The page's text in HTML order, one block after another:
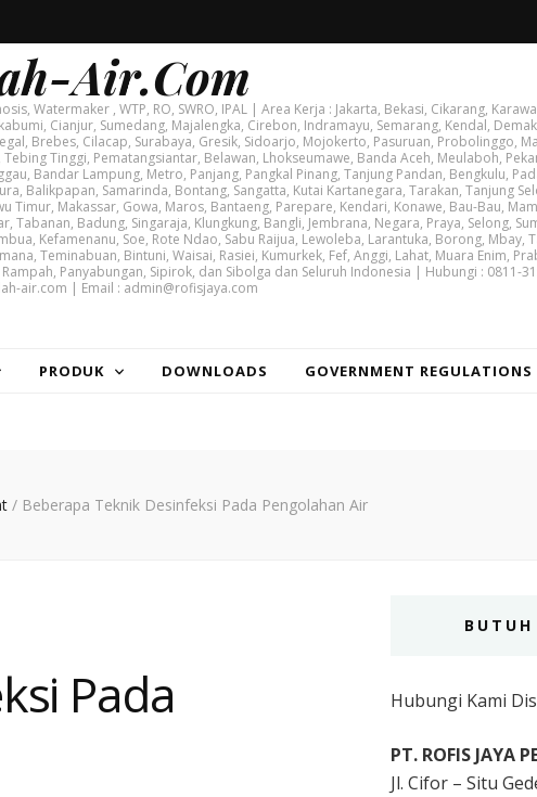
Air.Com
Watermaker , WTP, RO, SWRO, IPAL | Area Kerja : Jakarta, Bekasi, Cikarang,
Cianjur, Sumedang, Majalengka, Cirebon, Indramayu, Semarang, Kendal,
Brebes, Cilacap, Surabaya, Gresik, Sidoarjo, Mojokerto, Pasuruan, Probolinggo,
Tinggi, Pematangsiantar, Belawan, Lhokseumawe, Banda Aceh, Meulaboh,
Bandar Lampung, Metro, Panjang, Pangkal Pinang, Tanjung Pandan, Bengkulu,
Balikpapan, Samarinda, Bontang, Sangatta, Kutai Kartanegara, Tarakan, Tanjung
Makassar, Gowa, Maros, Bantaeng, Parepare, Kendari, Konawe, Bau-Bau,
Badung, Singaraja, Klungkung, Bangli, Jembrana, Negara, Praya, Selong,
Kefamenanu, Soe, Rote Ndao, Sabu Raijua, Lewoleba, Larantuka, Borong, Mbay,
Teminabuan, Bintuni, Waisai, Rasiei, Kumurkek, Fef, Anggi, Lahat, Muara Enim,
Panyabungan, Sipirok, dan Sibolga dan Seluruh Indonesia | Hubungi : 0811-
air.com | Email : admin@rofisjaya.com
PRODUK DOWNLOADS GOVERNMENT REGULATIONS
/ Beberapa Teknik Desinfeksi Pada Pengolahan Air
Pada
BUTUH
Hubungi Kami
PT. ROFIS JAYA
Jl. Cifor – Situ